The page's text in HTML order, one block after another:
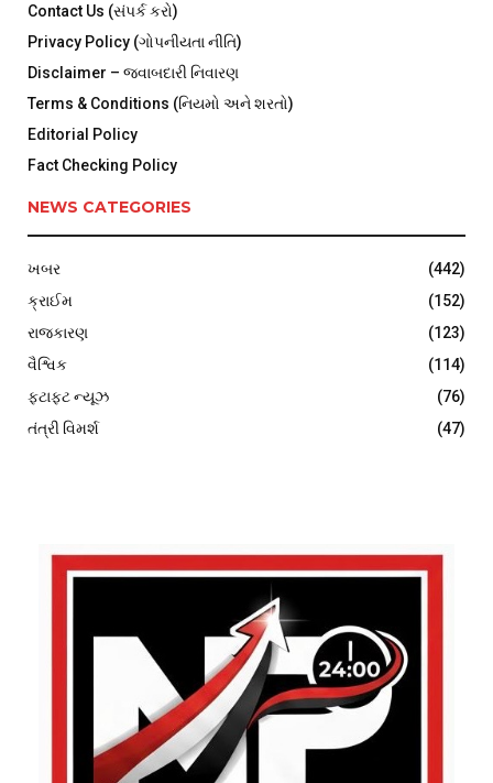
Contact Us (સંપર્ક કરો)
Privacy Policy (ગોપનીયતા નીતિ)
Disclaimer – જવાબદારી નિવારણ
Terms & Conditions (નિયમો અને શરતો)
Editorial Policy
Fact Checking Policy
NEWS CATEGORIES
ખબર
(442)
ક્રાઈમ
(152)
રાજકારણ
(123)
વૈશ્વિક
(114)
ફટાફટ ન્યૂઝ
(76)
તંત્રી વિમર્શ
(47)